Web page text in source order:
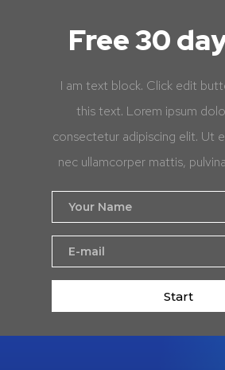
Free 30
I am text block. Click edit
this text. Lorem ipsum
consectetur adipiscing elit. Ut
nec ullamcorper mattis,
Start